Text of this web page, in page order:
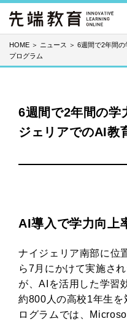
HOME ＞ ニュース ＞ 6週間で2年間
プログラム
6週間で2年間の
ジェリアでのAI教
AI導入で学力向上
ナイジェリア南部に位
ら7月にかけて実施さ
が、AIを活用した学習
約800人の高校1年生
ログラムでは、